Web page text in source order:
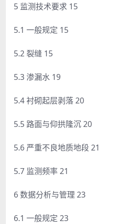
5 监测技术要求 15
5.1 一般规定 15
5.2 裂缝 15
5.3 渗漏水 19
5.4 衬砌起层剥落 20
5.5 路面与仰拱隆沉 20
5.6 严重不良地质地段 21
5.7 监测频率 21
6 数据分析与管理 23
6.1 一般规定 23